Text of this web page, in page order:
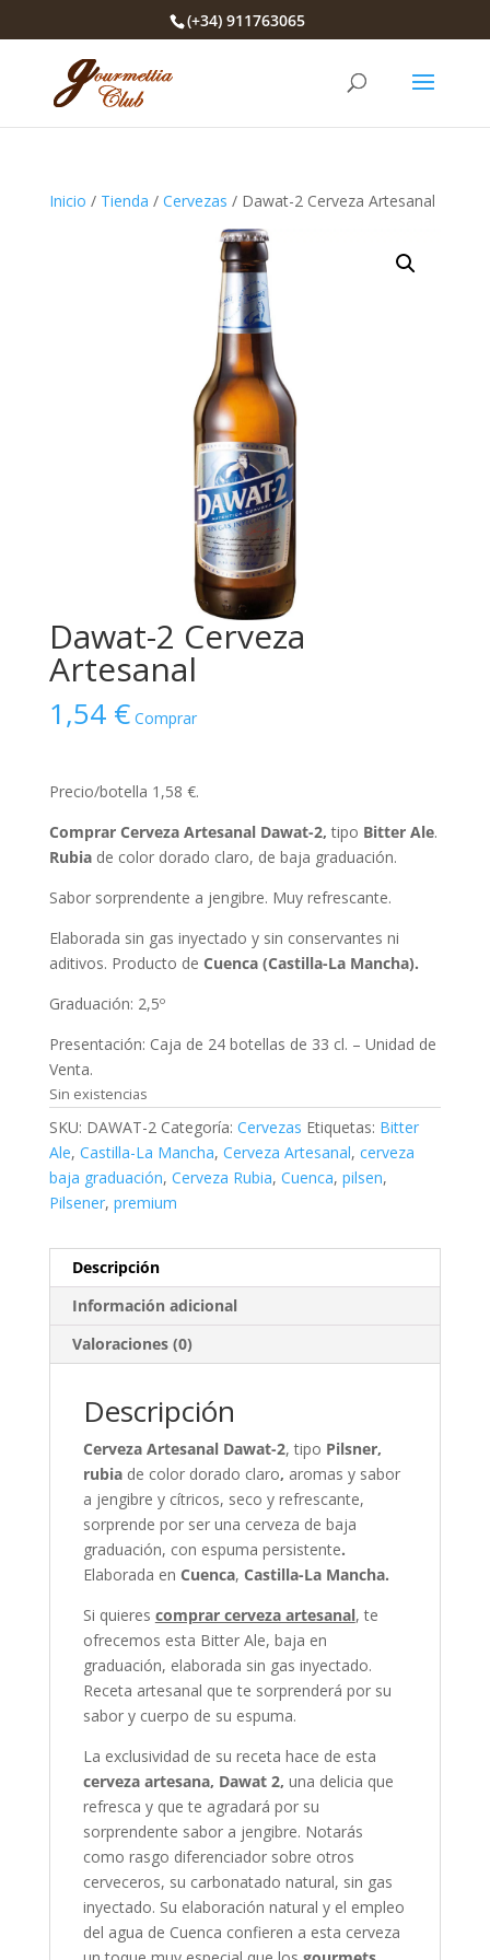
(+34) 911763065
Inicio / Tienda / Cervezas / Dawat-2 Cerveza Artesanal
Dawat-2 Cerveza
Artesanal
1,54 € Comprar
Precio/botella 1,58 €.
Comprar Cerveza Artesanal Dawat-2, tipo Bitter Ale.
Rubiade color dorado claro, de baja graduación.
Sabor sorprendente a jengibre. Muy refrescante.
Elaborada sin gas inyectado y sin conservantes ni
aditivos. Producto de Cuenca (Castilla-La Mancha).
Graduación: 2,5º
Presentación: Caja de 24 botellas de 33 cl. – Unidad de
Venta.
Sin existencias
SKU: DAWAT-2 Categoría: Cervezas Etiquetas: Bitter
Ale, Castilla-La Mancha, Cerveza Artesanal, cerveza
baja graduación, Cerveza Rubia, Cuenca, pilsen,
Pilsener, premium
Descripción
Información adicional
Valoraciones (0)
Descripción
Cerveza Artesanal Dawat-2, tipo Pilsner,
rubia de color dorado claro, aromas y sabor
a jengibre y cítricos, seco y refrescante,
sorprende por ser una cerveza de baja
graduación, con espuma persistente.
Elaborada en Cuenca, Castilla-La Mancha.
Si quieres comprar cerveza artesanal, te
ofrecemos esta Bitter Ale, baja en
graduación, elaborada sin gas inyectado.
Receta artesanal que te sorprenderá por su
sabor y cuerpo de su espuma.
La exclusividad de su receta hace de esta
cerveza artesana, Dawat 2, una delicia que
refresca y que te agradará por su
sorprendente sabor a jengibre. Notarás
como rasgo diferenciador sobre otros
cerveceros, su carbonatado natural, sin gas
inyectado. Su elaboración natural y el empleo
del agua de Cuenca confieren a esta cerveza